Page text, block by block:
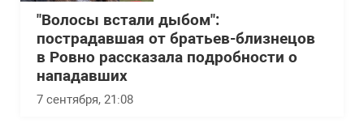
"Волосы встали дыбом":
пострадавшая от братьев-близнецов
в Ровно рассказала подробности о
нападавших
7 сентября, 21:08